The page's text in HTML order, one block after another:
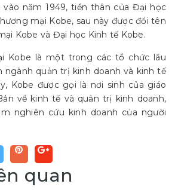
năm 1949, tiền thân của Đại học
mại Kobe, sau này được đổi tên
Kobe và Đại học Kinh tế Kobe.
Kobe là một trong các tổ chức lâu
ngành quản trị kinh doanh và kinh tế
Kobe được gọi là nơi sinh của giáo
về kinh tế và quản trị kinh doanh,
nghiên cứu kinh doanh của người
quan